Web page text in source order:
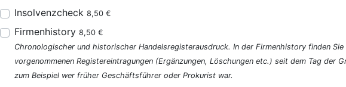
Insolvenzcheck 8,50 €
Firmenhistory 8,50 €
Chronologischer und historischer Handelsregisterausdruck. In der Firmenhistory finden Sie
vorgenommenen Registereintragungen (Ergänzungen, Löschungen etc.) seit dem Tag der
zum Beispiel wer früher Geschäftsführer oder Prokurist war.